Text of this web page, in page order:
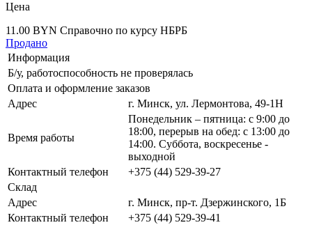
Цена
11.00 BYN Справочно по курсу НБРБ
Продано
Информация
Б/у, работоспособность не проверялась
Оплата и оформление заказов
Адрес
г. Минск, ул. Лермонтова, 49-1Н
Время работы
Понедельник – пятница: с 9:00 до
18:00, перерыв на обед: с 13:00 до
14:00. Суббота, воскресенье -
выходной
Контактный телефон
+375 (44) 529-39-27
Склад
Адрес
г. Минск, пр-т. Дзержинского, 1Б
Контактный телефон
+375 (44) 529-39-41